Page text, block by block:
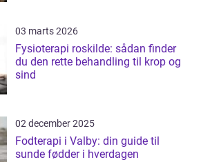
03 marts 2026
Fysioterapi roskilde: sådan finder
du den rette behandling til krop og
sind
02 december 2025
Fodterapi i Valby: din guide til
sunde fødder i hverdagen